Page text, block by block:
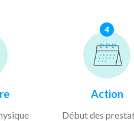
4
Action
Début des